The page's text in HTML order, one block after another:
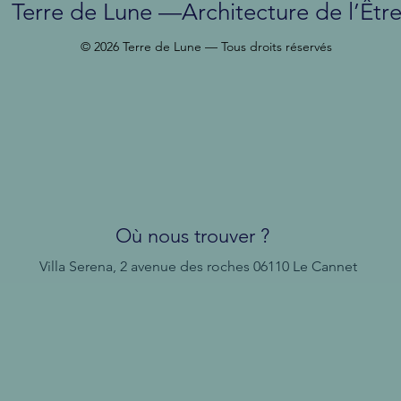
Terre de Lune —Architecture de l’Être
© 2026 Terre de Lune — Tous droits réservés
Où nous trouver ?
Villa Serena, 2 avenue des roches 06110 Le Cannet